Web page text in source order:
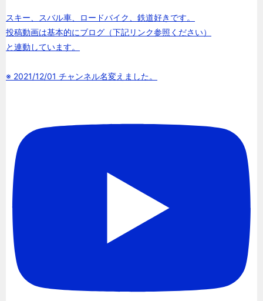
スキー、スバル車、ロードバイク、鉄道好きです。
投稿動画は基本的にブログ（下記リンク参照ください）
と連動しています。
※ 2021/12/01 チャンネル名変えました。